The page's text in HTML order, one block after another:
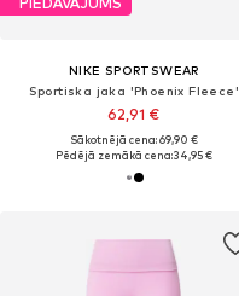
NIKE SPORTSWEAR
Sportiska jaka 'Phoenix Fleece'
62,91 €
Sākotnējā cena: 69,90 €
Pēdējā zemākā cena:34,95 €